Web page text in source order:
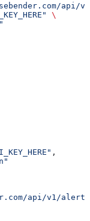
api/
\
,
api/v1/